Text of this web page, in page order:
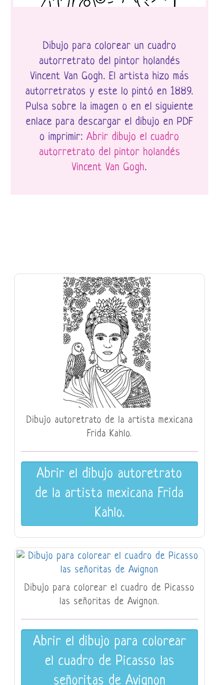
Dibujo para colorear un cuadro
autorretrato del pintor holandés
Vincent Van Gogh. El artista hizo más
autorretratos y este lo pintó en 1889.
Pulsa sobre la imagen o en el siguiente
enlace para descargar el dibujo en PDF
o imprimir: Abrir dibujo el cuadro
autorretrato del pintor holandés
Vincent Van Gogh.
Dibujo autoretrato de la artista mexicana
Frida Kahlo.
Abrir el dibujo autoretrato
de la artista mexicana Frida
Kahlo.
Dibujo para colorear el cuadro de Picasso
las señoritas de Avignon.
Abrir el dibujo para colorear
el cuadro de Picasso las
señoritas de Avignon